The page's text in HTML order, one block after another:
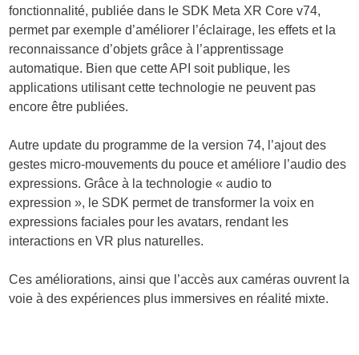
fonctionnalité, publiée dans le SDK Meta XR Core v74,
permet par exemple d’améliorer l’éclairage, les effets et la
reconnaissance d’objets grâce à l’apprentissage
automatique. Bien que cette API soit publique, les
applications utilisant cette technologie ne peuvent pas
encore être publiées.
Autre update du programme de la version 74, l’ajout des
gestes micro-mouvements du pouce et améliore l’audio des
expressions. Grâce à la technologie « audio to
expression », le SDK permet de transformer la voix en
expressions faciales pour les avatars, rendant les
interactions en VR plus naturelles.
Ces améliorations, ainsi que l’accès aux caméras ouvrent la
voie à des expériences plus immersives en réalité mixte.